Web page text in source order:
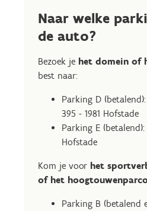
Naar welke
de auto?
Bezoek je het domein of
best naar:
Parking D
395 - 1981 Hofstade
Parking E (betalend):
Hofstade
Kom je voor het
of het
Parking B (betalend